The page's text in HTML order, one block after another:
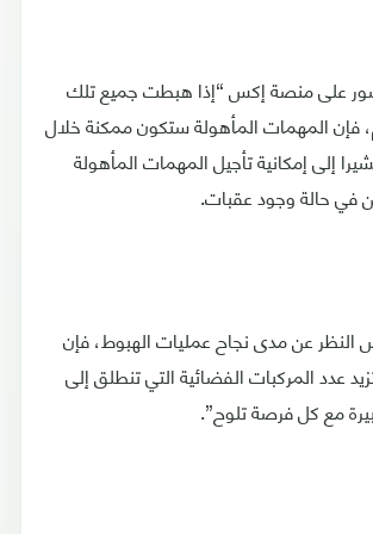
على منصة إكس “إذا هبطت جميع تلك
فإن المهمات المأهولة ستكون ممكنة خلال
إلى إمكانية تأجيل المهمات المأهولة
في حالة وجود عقبات.
النظر عن مدى نجاح عمليات الهبوط، فإن
المركبات الفضائية التي تنطلق إلى
مع كل فرصة تلوح”.